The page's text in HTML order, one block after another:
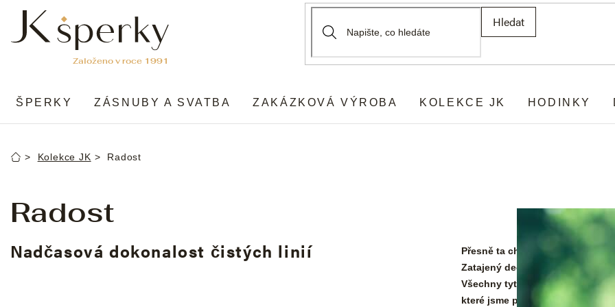
obsah
Hledat
ŠPERKY ZÁSNUBY A SVATBA ZAKÁZKOVÁ VÝROBA KOLEKCE JK HODINKY
DomůKolekce JK Radost
Radost
Nadčasová dokonalost čistých linií
Přesně ta chvíle, kdy
Zatajený dech a pak vteřina,
Všechny tyto okamžiky spojuje
které jsme pro vás i my tvořili s